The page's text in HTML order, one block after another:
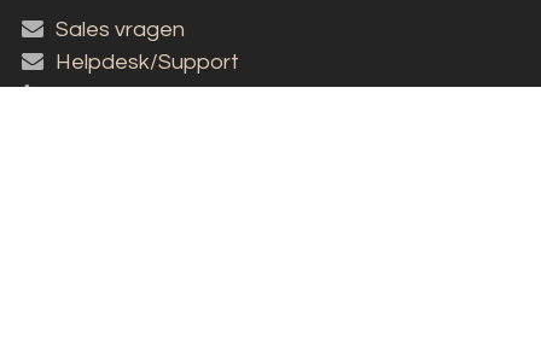
Sales vragen
Helpdesk/Support
+31 (0)573 252229